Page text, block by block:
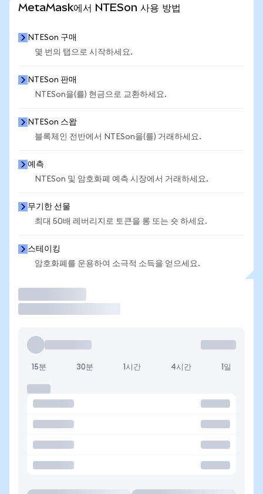
MetaMask에서 NTESon 사용 방법
NTESon 구매
몇 번의 탭으로 시작하세요.
NTESon 판매
NTESon을(를) 현금으로 교환하세요.
NTESon 스왑
블록체인 전반에서 NTESon을(를) 거래하세요.
예측
NTESon 및 암호화폐 예측 시장에서 거래하세요.
무기한 선물
최대 50배 레버리지로 토큰을 롱 또는 숏 하세요.
스테이킹
암호화폐를 운용하여 소극적 소득을 얻으세요.
15분 30분 1시간 4시간 1일